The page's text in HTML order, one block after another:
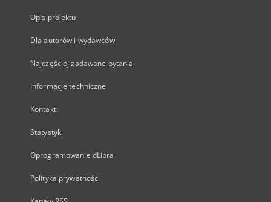
Opis projektu
Dla autorów i wydawców
Najczęściej zadawane pytania
Informacje techniczne
Kontakt
Statystyki
Oprogramowanie dLibra
Polityka prywatności